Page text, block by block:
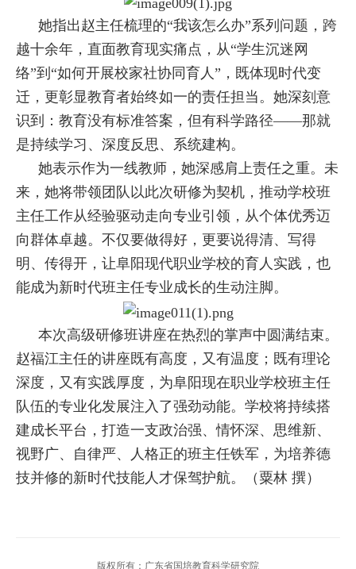
她指出赵主任梳理的“我该怎么办”系列问题，跨
越十余年，直面教育现实痛点，从“学生沉迷网
络”到“如何开展校家社协同育人”，既体现时代变
迁，更彰显教育者始终如一的责任担当。她深刻意
识到：教育没有标准答案，但有科学路径——那就
是持续学习、深度反思、系统建构。
她表示作为一线教师，她深感肩上责任之重。未
来，她将带领团队以此次研修为契机，推动学校班
主任工作从经验驱动走向专业引领，从个体优秀迈
向群体卓越。不仅要做得好，更要说得清、写得
明、传得开，让阜阳现代职业学校的育人实践，也
能成为新时代班主任专业成长的生动注脚。
本次高级研修班讲座在热烈的掌声中圆满结束。
赵福江主任的讲座既有高度，又有温度；既有理论
深度，又有实践厚度，为阜阳现在职业学校班主任
队伍的专业化发展注入了强劲动能。学校将持续搭
建成长平台，打造一支政治强、情怀深、思维新、
视野广、自律严、人格正的班主任铁军，为培养德
技并修的新时代技能人才保驾护航。（粟林 撰）
版权所有：广东省国培教育科学研究院